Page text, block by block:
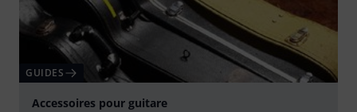
GUIDES
Accessoires pour guitare